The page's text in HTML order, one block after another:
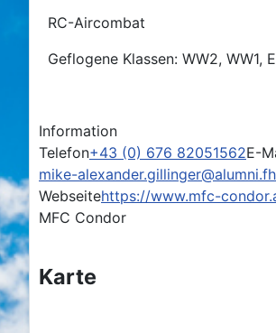
RC-Aircombat
Geflogene Klassen: WW2, WW1,
Information
Telefon+43 (0) 676 82051562E-
mike-
Webseitehttps://www.mfc-
MFC Condor
Karte